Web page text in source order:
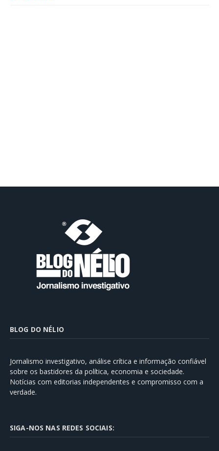
BLOG DO NÉLIO
Jornalismo investigativo, análise crítica e informação confiável
sobre os bastidores da política, economia e sociedade.
Notícias com editorias independentes e compromisso com a
verdade.
SIGA-NOS NAS REDES SOCIAIS: